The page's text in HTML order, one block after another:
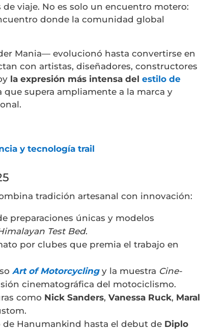
viaje. No es solo un encuentro motero:
donde la comunidad global
Mania— evolucionó hasta convertirse en
con artistas, diseñadores, constructores
la expresión más intensa delestilo de
supera ampliamente a la marca y
y tecnología trail
tradición artesanal con innovación:
preparaciones únicas y modelos
Test Bed.
por clubes que premia el trabajo en
Art of Motorcyclingy la muestra Cine-
cinematográfica del motociclismo.
como Nick Sanders,Vanessa Ruck, Maral
de Hanumankind hasta el debut de Diplo